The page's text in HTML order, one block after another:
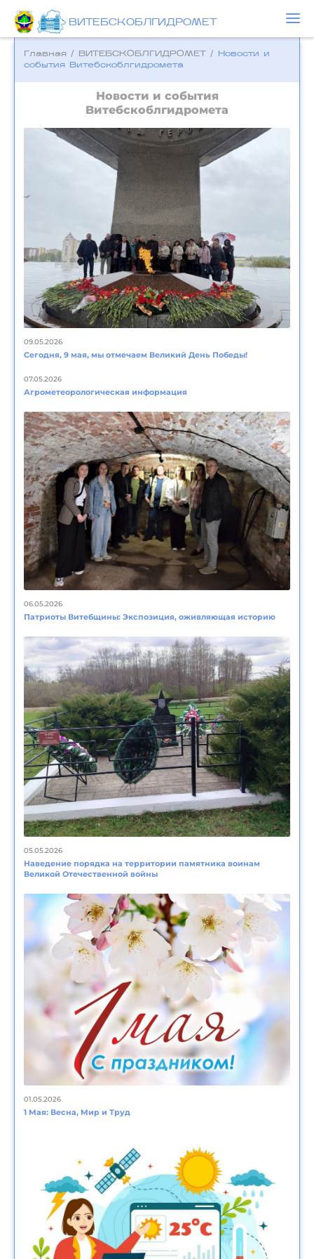
ВИТЕБСКОБЛГИДРОМЕТ
Главная / ВИТЕБСКОБЛГИДРОМЕТ /
Новости и
события Bитебскоблгидромета
Новости и события
Bитебскоблгидромета
09.05.2026
Сегодня, 9 мая, мы отмечаем Великий День Победы!
07.05.2026
Агрометеорологическая информация
06.05.2026
Патриоты Витебщины: Экспозиция, оживляющая историю
05.05.2026
Наведение порядка на территории памятника воинам
Великой Отечественной войны
01.05.2026
1 Мая: Весна, Мир и Труд